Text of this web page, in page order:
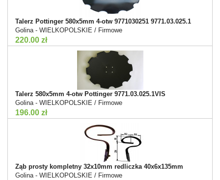
Talerz Pottinger 580x5mm 4-otw 9771030251 9771.03.025.1
Golina - WIELKOPOLSKIE / Firmowe
220.00 zł
Talerz 580x5mm 4-otw Pottinger 9771.03.025.1VIS
Golina - WIELKOPOLSKIE / Firmowe
196.00 zł
Ząb prosty kompletny 32x10mm redliczka 40x6x135mm
Golina - WIELKOPOLSKIE / Firmowe